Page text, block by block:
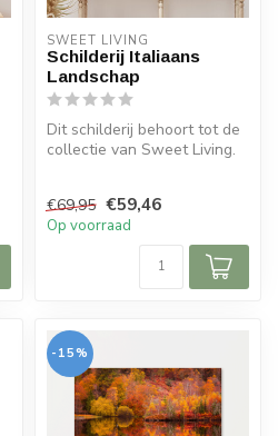
SWEET LIVING
Schilderij Italiaans
Landschap
Dit schilderij behoort tot de
collectie van Sweet Living.
€69,95 €59,46
Op voorraad
-15%